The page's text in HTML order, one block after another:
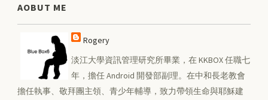
AOBUT ME
Rogery
淡江大學資訊管理研究所畢業，在 KKBOX 任職七
年，擔任 Android 開發部副理。在中和長老教會
擔任執事、敬拜團主領、青少年輔導，致力帶領生命與耶穌建